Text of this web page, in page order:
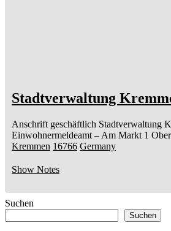
Stadtverwaltung
Anschrift geschäftlich Stadtverwaltung
Einwohnermeldeamt – Am Markt 1
Kremmen 16766 Germany
Show Notes
Suchen
Suchen